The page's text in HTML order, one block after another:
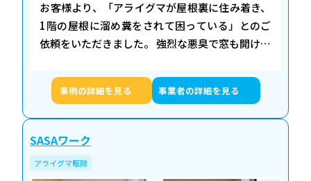
お客様より、「アライグマが屋根裏に住み着き、
1階の屋根に溜め糞をされて困っている」とのご
依頼をいただきました。 強烈な悪臭で窓も開けら
り、お客様は大変不安な思いをされていました。
事例の詳細を見る 事業者の詳細を見る
SASAワーク
アライグマ駆除